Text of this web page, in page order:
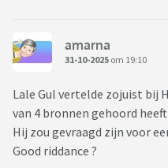
amarna
31-10-2025 om 19:10
Lale Gul vertelde zojuist bij
van 4 bronnen gehoord
Hij zou gevraagd zijn voor
Good riddance ?